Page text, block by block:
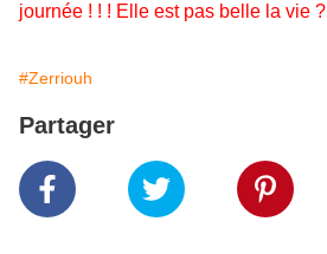
journée ! ! ! Elle est pas belle la vie ?
#Zerriouh
Partager